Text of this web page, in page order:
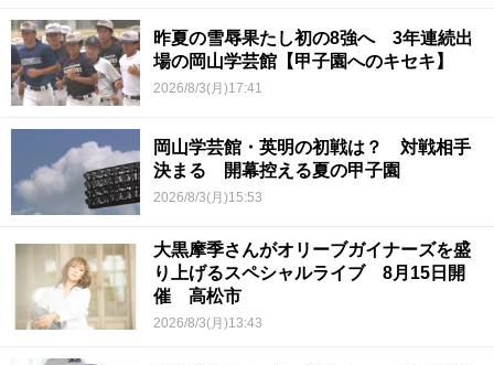
昨夏の雪辱果たし初の8強へ 3年連続出
場の岡山学芸館【甲子園へのキセキ】
2026/8/3(月)17:41
岡山学芸館・英明の初戦は？ 対戦相手
決まる 開幕控える夏の甲子園
2026/8/3(月)15:53
大黒摩季さんがオリーブガイナーズを盛
り上げるスペシャルライブ 8月15日開
催 高松市
2026/8/3(月)13:43